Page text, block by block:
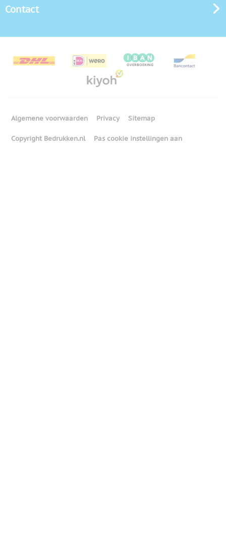
Contact
Algemene voorwaarden Privacy Sitemap
Copyright Bedrukken.nl Pas cookie instellingen aan